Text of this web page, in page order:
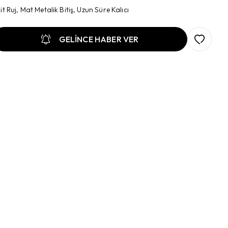
Ruj, Mat Metalik Bitiş, Uzun Süre Kalıcı
GELİNCE HABER VER